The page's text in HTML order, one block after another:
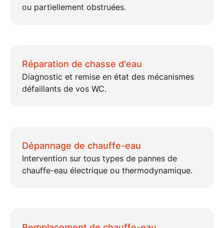
ou partiellement obstruées.
Réparation de chasse d'eau
Diagnostic et remise en état des mécanismes
défaillants de vos WC.
Dépannage de chauffe-eau
Intervention sur tous types de pannes de
chauffe-eau électrique ou thermodynamique.